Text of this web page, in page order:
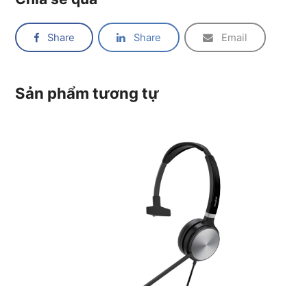
Share Share Email
Sản phẩm tương tự